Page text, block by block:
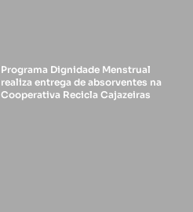
Programa Dignidade Menstrual
realiza entrega de absorventes na
Cooperativa Recicla Cajazeiras